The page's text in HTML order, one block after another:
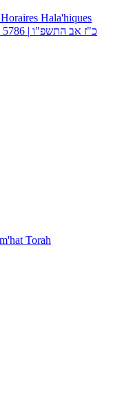
Horaires Hala'hiques
5786 | כ"ז אב התשפ"ו
Torah